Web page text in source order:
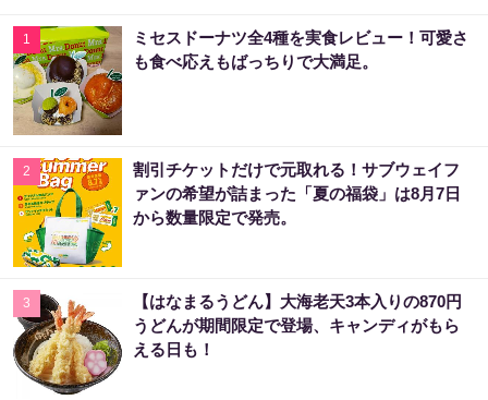
1
ミセスドーナツ全4種を実食レビュー！可愛さ
も食べ応えもばっちりで大満足。
2
割引チケットだけで元取れる！サブウェイフ
ァンの希望が詰まった「夏の福袋」は8月7日
から数量限定で発売。
3
【はなまるうどん】大海老天3本入りの870円
うどんが期間限定で登場、キャンディがもら
える日も！